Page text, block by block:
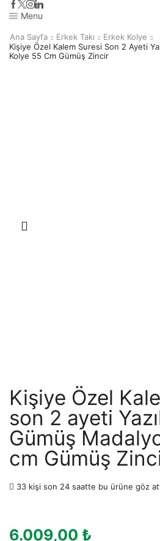
Menu
Ana Sayfa Erkek Takı
Erkek Kolye
Kişiye Özel Kalem Suresi Son 2 Ayeti
Kolye 55 Cm Gümüş Zincir
Kişiye Özel
son 2 ayeti
Gümüş
cm Gümüş
33 kişi son 24 saatte bu ürüne göz
6.009,00 ₺